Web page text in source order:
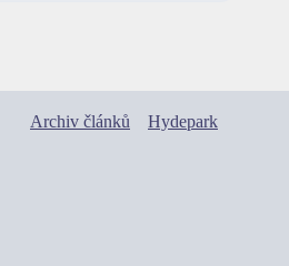
Archiv článků Hydepark